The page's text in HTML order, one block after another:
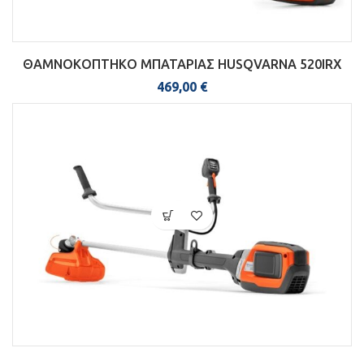
ΘΑΜΝΟΚΟΠΤΗΚΟ ΜΠΑΤΑΡΙΑΣ HUSQVARNA 520IRX
469,00 €